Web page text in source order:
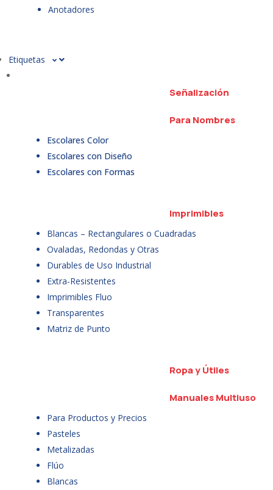
Anotadores
Etiquetas
Señalización
Para Nombres
Escolares Color
Escolares con Diseño
Escolares con Formas
Imprimibles
Blancas – Rectangulares o Cuadradas
Ovaladas, Redondas y Otras
Durables de Uso Industrial
Extra-Resistentes
Imprimibles Fluo
Transparentes
Matriz de Punto
Ropa y Útiles
Manuales Multiuso
Para Productos y Precios
Pasteles
Metalizadas
Flúo
Blancas